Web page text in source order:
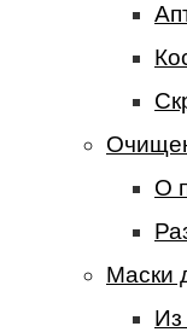
О
Маски
Из